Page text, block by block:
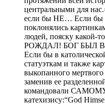
центральными для
если бы НЕ… Если бы
поклонялись
людей, пояску какой-
РОЖДАЛ! БОГ БЫЛ
Если бы в
статуэткам и также
выкопанного
заменив ее
командовали САМОМУ
катехизису:“God